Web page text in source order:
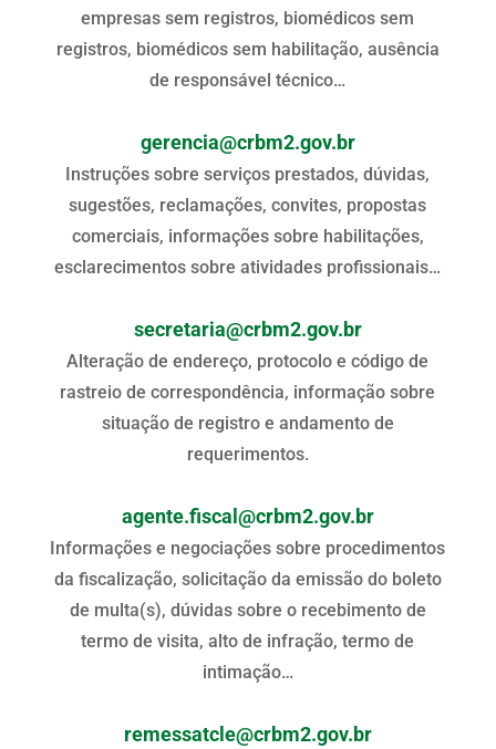
empresas sem registros, biomédicos sem
registros, biomédicos sem habilitação, ausência
de responsável técnico…
gerencia@crbm2.gov.br
Instruções sobre serviços prestados, dúvidas,
sugestões, reclamações, convites, propostas
comerciais, informações sobre habilitações,
esclarecimentos sobre atividades profissionais…
secretaria@crbm2.gov.br
Alteração de endereço, protocolo e código de
rastreio de correspondência, informação sobre
situação de registro e andamento de
requerimentos.
agente.fiscal@crbm2.gov.br
Informações e negociações sobre procedimentos
da fiscalização, solicitação da emissão do boleto
de multa(s), dúvidas sobre o recebimento de
termo de visita, alto de infração, termo de
intimação…
remessatcle@crbm2.gov.br